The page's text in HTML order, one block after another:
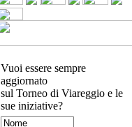
Vuoi essere sempre
aggiornato
sul Torneo di Viareggio e le
sue iniziative?